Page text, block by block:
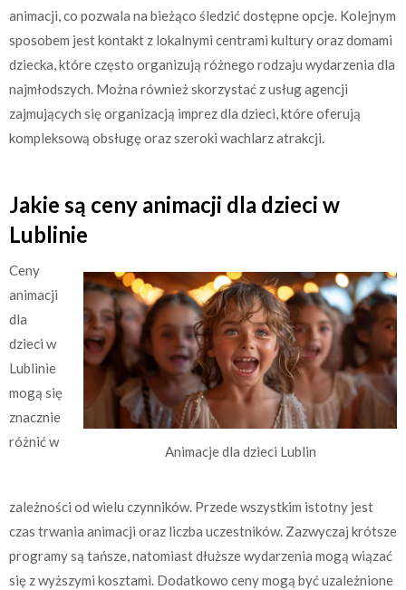
animacji, co pozwala na bieżąco śledzić dostępne opcje. Kolejnym
sposobem jest kontakt z lokalnymi centrami kultury oraz domami
dziecka, które często organizują różnego rodzaju wydarzenia dla
najmłodszych. Można również skorzystać z usług agencji
zajmujących się organizacją imprez dla dzieci, które oferują
kompleksową obsługę oraz szeroki wachlarz atrakcji.
Jakie są ceny animacji dla dzieci w
Lublinie
Animacje dla dzieci Lublin
Ceny
animacji
dla
dzieci w
Lublinie
mogą się
znacznie
różnić w
zależności od wielu czynników. Przede wszystkim istotny jest
czas trwania animacji oraz liczba uczestników. Zazwyczaj krótsze
programy są tańsze, natomiast dłuższe wydarzenia mogą wiązać
się z wyższymi kosztami. Dodatkowo ceny mogą być uzależnione